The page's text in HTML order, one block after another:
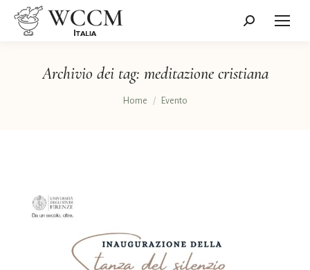
Cerca:
Archivio dei tag: meditazione cristiana
Tu sei qui:
Home Evento